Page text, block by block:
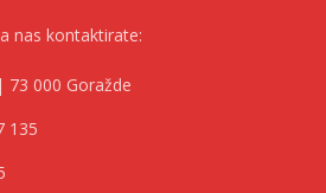
nas kontaktirate:
73 000 Goražde
135